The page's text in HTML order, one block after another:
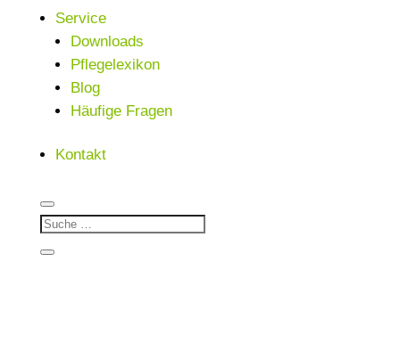
Service
Downloads
Pflegelexikon
Blog
Häufige Fragen
Kontakt